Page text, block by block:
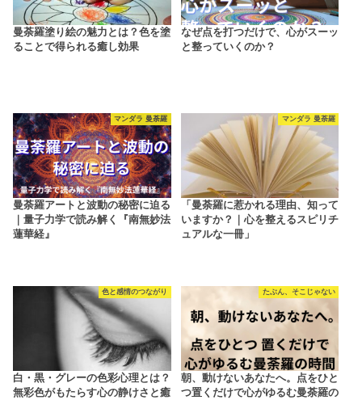
曼荼羅塗り絵の魅力とは？色を塗
ることで得られる癒し効果
なぜ点を打つだけで、心がスーッ
と整っていくのか？
マンダラ 曼荼羅
曼荼羅アートと波動の秘密に迫る
｜量子力学で読み解く『南無妙法
蓮華経』
マンダラ 曼荼羅
「曼荼羅に惹かれる理由、知って
いますか？｜心を整えるスピリチ
ュアルな一冊」
色と感情のつながり
白・黒・グレーの色彩心理とは？
無彩色がもたらす心の静けさと癒
たぶん、そこじゃない
朝、動けないあなたへ。点をひと
つ置くだけで心がゆるむ曼荼羅の